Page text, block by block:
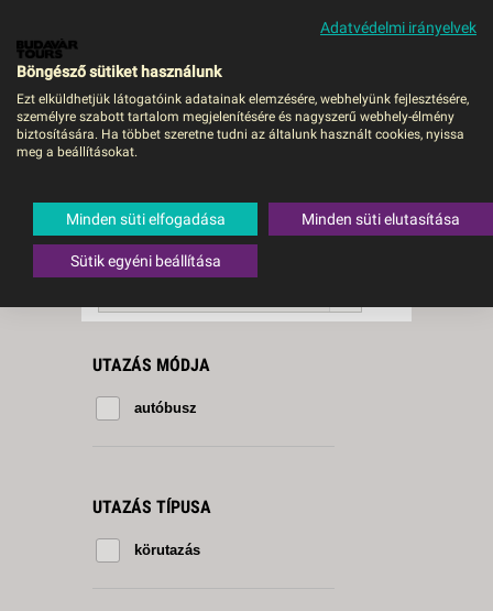
MENÜ
Olümpia
megfelelő utazásttaláltunk.
A keresővel tovább szűkítheti a
találati listát!
RENDEZÉS:
UTAZÁS MÓDJA
autóbusz
UTAZÁS TÍPUSA
körutazás
Adatvédelmi irányelvek
Böngésző sütiket használunk
Ezt elküldhetjük látogatóink adatainak elemzésére, webhelyünk fejlesztésére,
személyre szabott tartalom megjelenítésére és nagyszerű webhely-élmény
biztosítására. Ha többet szeretne tudni az általunk használt cookies, nyissa
meg a beállításokat.
Minden süti elfogadása Minden süti elutasítása
Sütik egyéni beállítása